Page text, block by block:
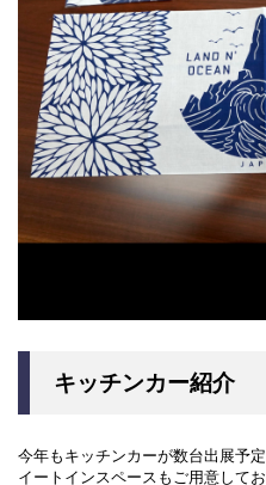
キッチンカー紹介
今年もキッチンカーが数台出展予
イートインスペースもご用意して